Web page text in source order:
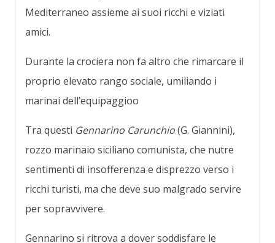
Mediterraneo assieme ai suoi ricchi e viziati
amici.
Durante la crociera non fa altro che rimarcare il
proprio elevato rango sociale, umiliando i
marinai dell’equipaggioo
Tra questi Gennarino Carunchio(G. Giannini),
rozzo marinaio siciliano comunista, che nutre
sentimenti di insofferenza e disprezzo verso i
ricchi turisti, ma che deve suo malgrado servire
per sopravvivere.
Gennarino si ritrova a dover soddisfare le